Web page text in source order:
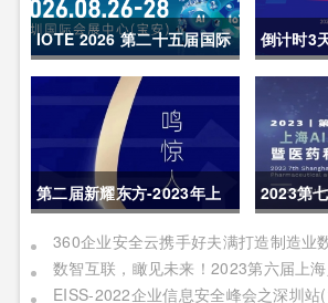
IOTE 2026 第二十五届国际
物联网展・深圳站 展会邀请
倒计时3
内容亮点
第二届新耀东方-2023年上
海网络安全博览会暨高峰论
坛行业盛会1天倒计时
2023第
药和医疗
中